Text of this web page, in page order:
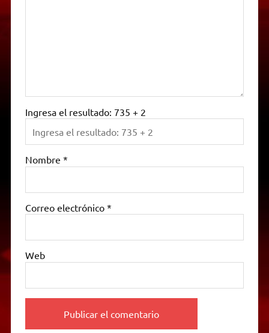
Ingresa el resultado: 735 + 2
Nombre *
Correo electrónico *
Web